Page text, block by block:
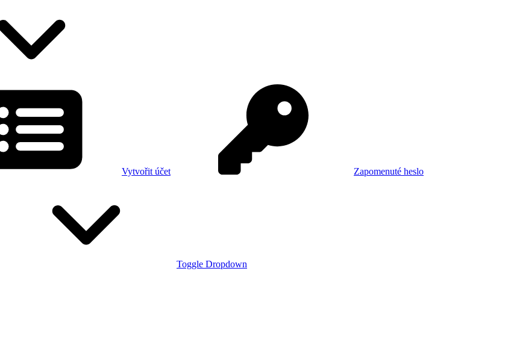
Vytvořit účet Zapomenuté heslo
Toggle Dropdown